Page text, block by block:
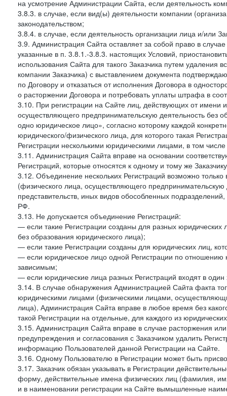
на усмотрение Администрации Сайта, если деятельность
3.8.3. в случае, если вид(ы) деятельности компании
законодательством;
3.8.4. в случае, если деятельность организации лица и/или
3.9. Администрация Сайта оставляет за собой право в
указанные в п. 3.8.1.-3.8.3. настоящих Условий,
использования Сайта для такого Заказчика путем
компании Заказчика) с выставлением документа
по Договору и отказаться от исполнения Договора в
о расторжении Договора и потребовать уплаты штрафа в
3.10. При регистрации на Сайте лиц, действующих от имени
осуществляющего предпринимательскую деятельность без
одно юридическое лицо», согласно которому каждой
юридического/физического лица, для которого такая
Регистрации несколькими юридическими лицами, в том
3.11. Администрация Сайта вправе на основании
Регистраций, которые относятся к одному и тому же
3.12. Объединение нескольких Регистраций возможно
(физического лица, осуществляющего
представительств, иных видов обособленных
РФ.
3.13. Не допускается объединение Регистраций:
— если такие Регистрации созданы для разных
без образования юридического лица);
— если такие Регистрации созданы для юридических лиц,
— если юридическое лицо одной Регистрации по отношению
зависимым;
— если юридические лица разных Регистраций входят в
3.14. В случае обнаружения Администрацией Сайта факта
юридическими лицами (физическими лицами,
лица), Администрация Сайта вправе в любое время без
такой Регистрации на отдельные, для каждого из
3.15. Администрация Сайта вправе в случае расторжения
предупреждения и согласования с Заказчиком удалить
информацию Пользователей данной Регистрации на Сайте.
3.16. Одному Пользователю в Регистрации может быть
3.17. Заказчик обязан указывать в Регистрации
форму, действительные имена физических лиц (фамилия,
и в наименовании регистрации на Сайте вымышленные